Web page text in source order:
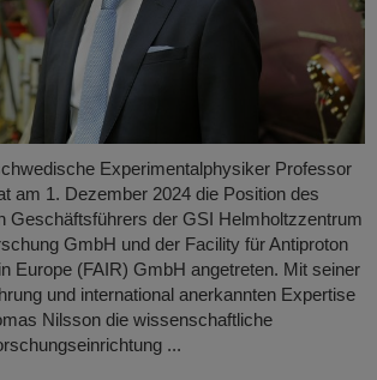
Experimentalphysiker Professor
am 1. Dezember 2024 die Position des
Geschäftsführers der GSI Helmholtzzentrum
GmbH und der Facility für Antiproton
Europe (FAIR) GmbH angetreten. Mit seiner
und international anerkannten Expertise
Nilsson die wissenschaftliche
...